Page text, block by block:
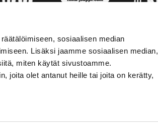
sosiaalisen median
Lisäksi jaamme sosiaalisen median,
miten käytät sivustoamme.
joita olet antanut heille tai joita on kerätty,
SOSIAALINEN MEDIA